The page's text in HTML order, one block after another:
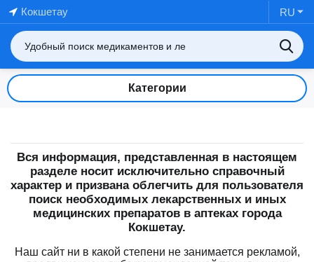
Кокшетау RU
Категории
Вся информация, представленная в настоящем
разделе носит исключительно справочный
характер и призвана облегчить для пользователя
поиск необходимых лекарственных и иных
медицинских препаратов в аптеках города
Кокшетау.
Наш сайт ни в какой степени не занимается рекламой,